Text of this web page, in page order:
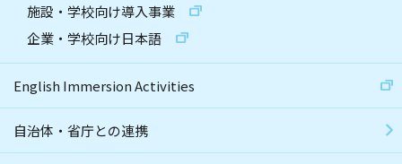
施設・学校向け導入事業
企業・学校向け日本語
English Immersion Activities
自治体・省庁との連携